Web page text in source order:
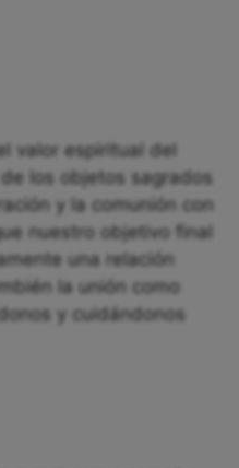
valor espiritual del
los objetos sagrados
y la comunión con
nuestro objetivo final
una relación
la unión como
y cuidándonos